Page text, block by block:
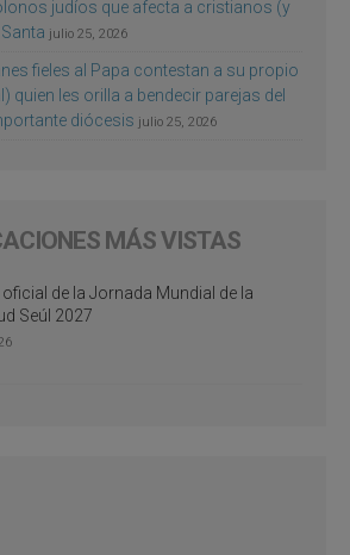
judíos que afecta a cristianos (y
julio 25, 2026
fieles al Papa contestan a su propio
quien les orilla a bendecir parejas del
diócesis julio 25, 2026
MÁS VISTAS
de la Jornada Mundial de la
Seúl 2027